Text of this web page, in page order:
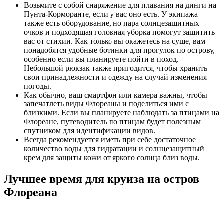
Возьмите с собой снаряжение для плавания на динги на
Пунта-Корморанте, если у вас оно есть. У экипажа
также есть оборудование, но пара солнцезащитных
очков и подходящая головная уборка помогут защитить
вас от стихии. Как только вы окажетесь на суше, вам
понадобятся удобные ботинки для прогулок по острову,
особенно если вы планируете пойти в поход.
Небольшой рюкзак также пригодится, чтобы хранить
свои принадлежности и одежду на случай изменения
погоды.
Как обычно, ваш смартфон или камера важны, чтобы
запечатлеть виды Флореаны и поделиться ими с
близкими. Если вы планируете наблюдать за птицами на
Флореане, путеводитель по птицам будет полезным
спутником для идентификации видов.
Всегда рекомендуется иметь при себе достаточное
количество воды для гидратации и солнцезащитный
крем для защиты кожи от яркого солнца близ воды.
Лучшее время для круиза на остров
Флореана